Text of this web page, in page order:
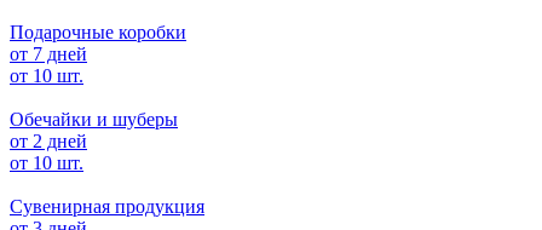
Подарочные коробки
от 7 дней
от 10 шт.
Обечайки и шуберы
от 2 дней
от 10 шт.
Сувенирная продукция